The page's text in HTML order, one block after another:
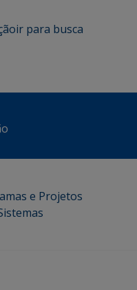
ir para busca
e Projetos